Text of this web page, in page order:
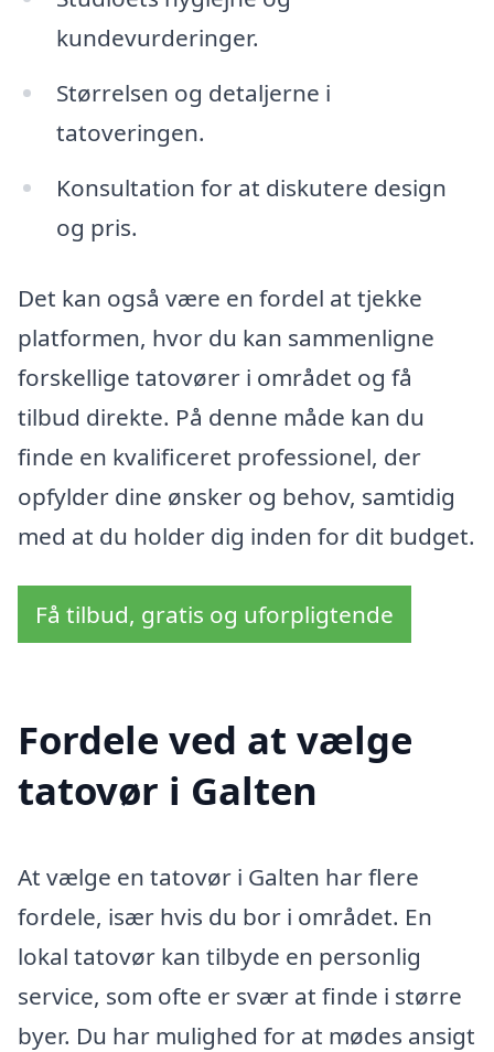
kundevurderinger.
Størrelsen og detaljerne i
tatoveringen.
Konsultation for at diskutere design
og pris.
Det kan også være en fordel at tjekke
platformen, hvor du kan sammenligne
forskellige tatovører i området og få
tilbud direkte. På denne måde kan du
finde en kvalificeret professionel, der
opfylder dine ønsker og behov, samtidig
med at du holder dig inden for dit budget.
Få tilbud, gratis og uforpligtende
Fordele ved at vælge
tatovør i Galten
At vælge en tatovør i Galten har flere
fordele, især hvis du bor i området. En
lokal tatovør kan tilbyde en personlig
service, som ofte er svær at finde i større
byer. Du har mulighed for at mødes ansigt